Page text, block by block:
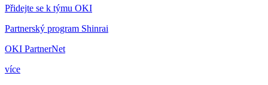
Přidejte se k týmu OKI
Partnerský program Shinrai
OKI PartnerNet
více